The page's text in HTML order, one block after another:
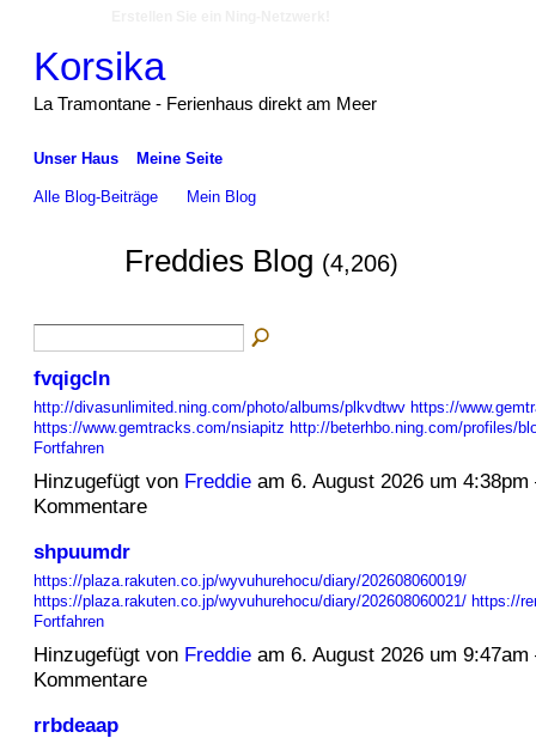
Korsika
La Tramontane - Ferienhaus direkt am Meer
Unser Haus Meine Seite
Alle Blog-Beiträge Mein Blog
Freddies Blog (4,206)
fvqigcln
http://divasunlimited.ning.com/photo/albums/plkvdtwv https://
https://www.gemtracks.com/nsiapitz http://beterhbo.ning.com/profiles/
Fortfahren
Hinzugefügt von Freddieam 6. August 2026 um
Kommentare
shpuumdr
https://plaza.rakuten.co.jp/wyvuhurehocu/diary/202608060019/
https://plaza.rakuten.co.jp/wyvuhurehocu/diary/202608060021/ https://
Fortfahren
Hinzugefügt von Freddieam 6. August 2026 um
Kommentare
rrbdeaap